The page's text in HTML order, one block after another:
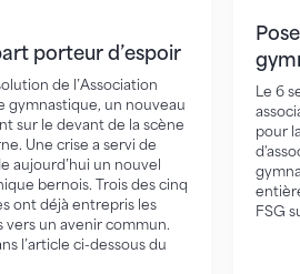
porteur d’espoir
de l’Association
gymnastique, un nouveau
sur le devant de la scène
Une crise a servi de
aujourd’hui un nouvel
bernois. Trois des cinq
ont déjà entrepris les
vers un avenir commun.
l’article ci-dessous du
Le 6
pour
FSG